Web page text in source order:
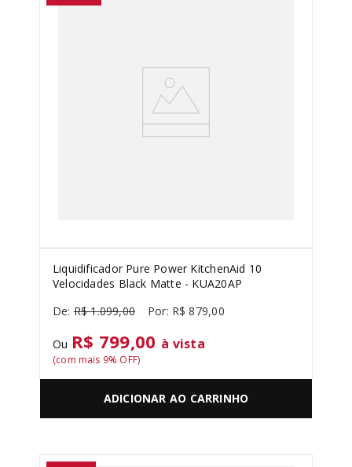
Liquidificador Pure Power KitchenAid 10
Velocidades Black Matte - KUA20AP
R$ 1.099,00 R$ 879,00
Ou R$ 799,00 à vista
(com mais 9% OFF)
ADICIONAR AO CARRINHO